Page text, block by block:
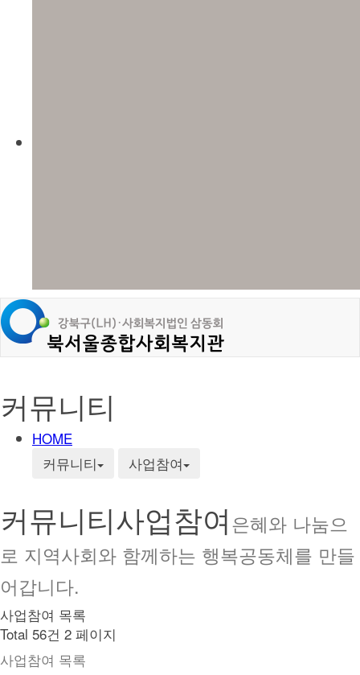
커뮤니티
HOME
커뮤니티
사업참여
커뮤니티사업참여은혜와 나눔으
로 지역사회와 함께하는 행복공동체를 만들
어갑니다.
사업참여 목록
Total 56건 2 페이지
사업참여 목록